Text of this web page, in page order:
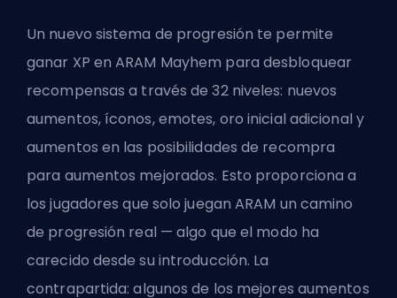
Un nuevo sistema de progresión te permite
ganar XP en ARAM Mayhem para desbloquear
recompensas a través de 32 niveles: nuevos
aumentos, íconos, emotes, oro inicial adicional y
aumentos en las posibilidades de recompra
para aumentos mejorados. Esto proporciona a
los jugadores que solo juegan ARAM un camino
de progresión real — algo que el modo ha
carecido desde su introducción. La
contrapartida: algunos de los mejores aumentos